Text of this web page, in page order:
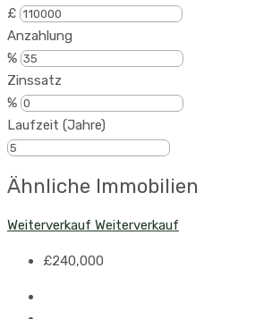
£
Anzahlung
%
Zinssatz
%
Laufzeit (Jahre)
Ähnliche Immobilien
Weiterverkauf Weiterverkauf
£240,000